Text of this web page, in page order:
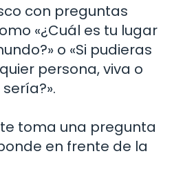
con preguntas
«¿Cuál es tu lugar
o «Si pudieras
persona, viva o
toma una pregunta
en frente de la